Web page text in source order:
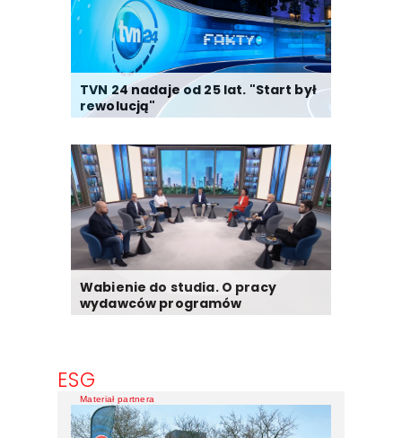
TVN 24 nadaje od 25 lat. "Start był
rewolucją"
Wabienie do studia. O pracy
wydawców programów
ESG
Materiał partnera